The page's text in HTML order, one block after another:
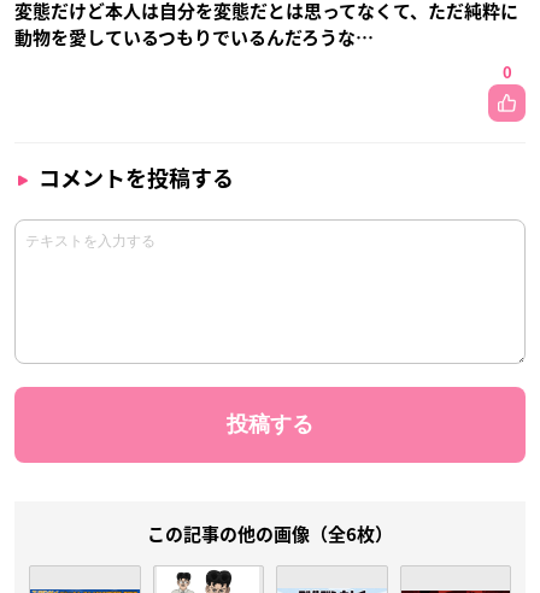
変態だけど本人は自分を変態だとは思ってなくて、ただ純粋に
動物を愛しているつもりでいるんだろうな…
0
コメントを投稿する
この記事の他の画像（全6枚）